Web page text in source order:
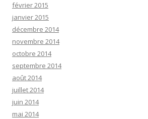
février 2015
janvier 2015
décembre 2014
novembre 2014
octobre 2014
septembre 2014
août 2014
juillet 2014
juin 2014
mai 2014